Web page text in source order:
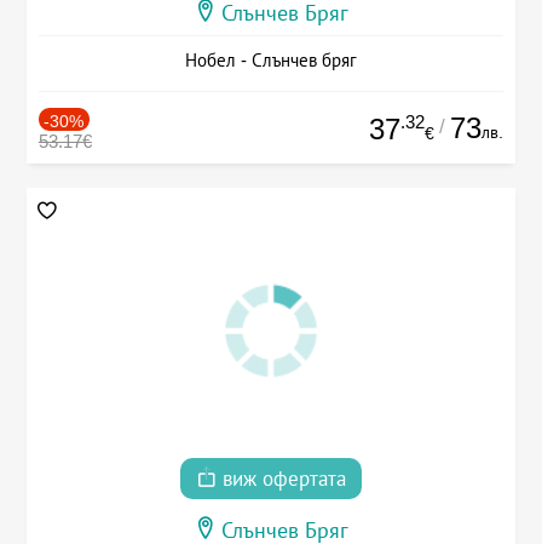
Слънчев Бряг
Нобел - Слънчев бряг
-30%
53.17€ 37.32
€ / 73лв.
виж офертата
Слънчев Бряг